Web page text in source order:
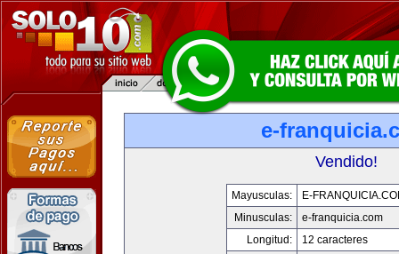
e-
Vendido!
Mayusculas:
E-
Minusculas:
e-franquicia.com
Longitud:
12 caracteres